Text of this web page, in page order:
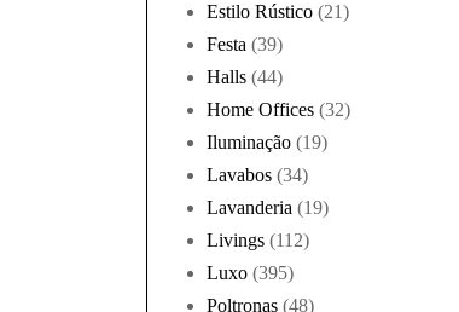
Estilo Rústico (21)
Festa (39)
Halls (44)
Home Offices (32)
Iluminação (19)
Lavabos (34)
Lavanderia (19)
Livings (112)
Luxo (395)
Poltronas (48)